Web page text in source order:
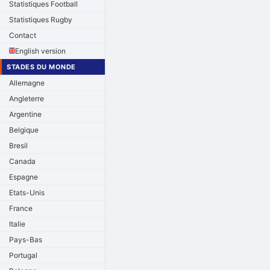
Statistiques Football
Statistiques Rugby
Contact
English version
STADES DU MONDE
Allemagne
Angleterre
Argentine
Belgique
Bresil
Canada
Espagne
Etats-Unis
France
Italie
Pays-Bas
Portugal